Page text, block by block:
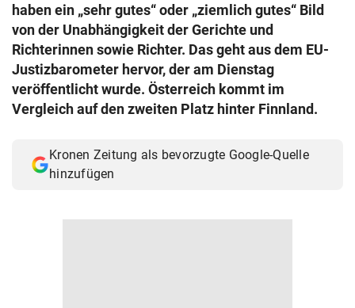
haben ein „sehr gutes“ oder „ziemlich gutes“ Bild
von der Unabhängigkeit der Gerichte und
Richterinnen sowie Richter. Das geht aus dem EU-
Justizbarometer hervor, der am Dienstag
veröffentlicht wurde. Österreich kommt im
Vergleich auf den zweiten Platz hinter Finnland.
Kronen Zeitung als bevorzugte Google-Quelle
hinzufügen